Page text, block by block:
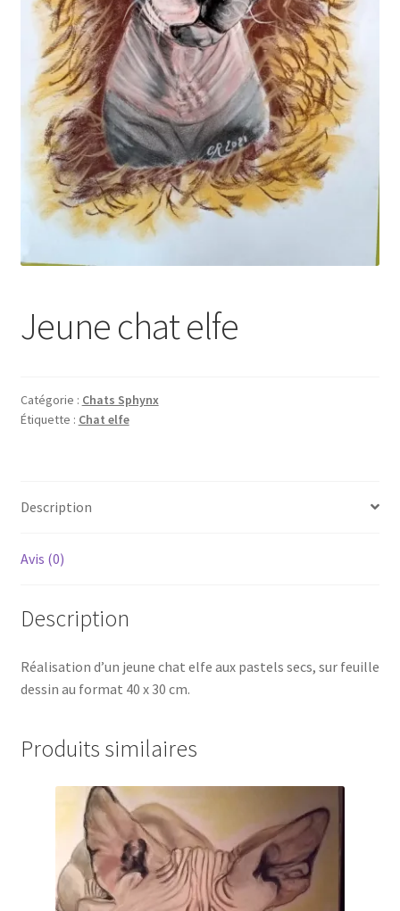
Tarifs
WPMS HTML Sitemap
Jeune chat elfe
Catégorie : Chats Sphynx
Étiquette : Chat elfe
Description
Avis (0)
Description
Réalisation d’un jeune chat elfe aux pastels secs, sur feuille
dessin au format 40 x 30 cm.
Produits similaires